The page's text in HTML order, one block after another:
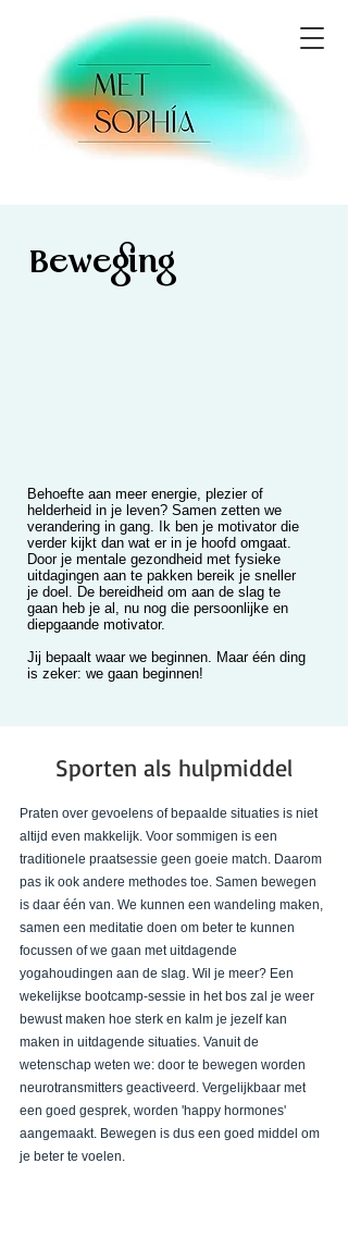
Beweging
Behoefte aan meer energie, plezier of
helderheid in je leven? Samen zetten we
verandering in gang. Ik ben je motivator die
verder kijkt dan wat er in je hoofd omgaat.
Door je mentale gezondheid met fysieke
uitdagingen aan te pakken bereik je sneller
je doel. De bereidheid om aan de slag te
gaan heb je al, nu nog die persoonlijke en
diepgaande motivator.
Jij bepaalt waar we beginnen. Maar één ding
is zeker: we gaan beginnen!
Sporten als hulpmiddel
Praten over gevoelens of bepaalde situaties is niet
altijd even makkelijk. Voor sommigen is een
traditionele praatsessie geen goeie match. Daarom
pas ik ook andere methodes toe. Samen bewegen
is daar één van. We kunnen een wandeling maken,
samen een meditatie doen om beter te kunnen
focussen of we gaan met uitdagende
yogahoudingen aan de slag. Wil je meer? Een
wekelijkse bootcamp-sessie in het bos zal je weer
bewust maken hoe sterk en kalm je jezelf kan
maken in uitdagende situaties. Vanuit de
wetenschap weten we: door te bewegen worden
neurotransmitters geactiveerd. Vergelijkbaar met
een goed gesprek, worden 'happy hormones'
aangemaakt. Bewegen is dus een goed middel om
je beter te voelen.